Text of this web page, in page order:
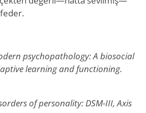
psychopathology: A biosocial
learning and functioning.
of personality: DSM-III, Axis